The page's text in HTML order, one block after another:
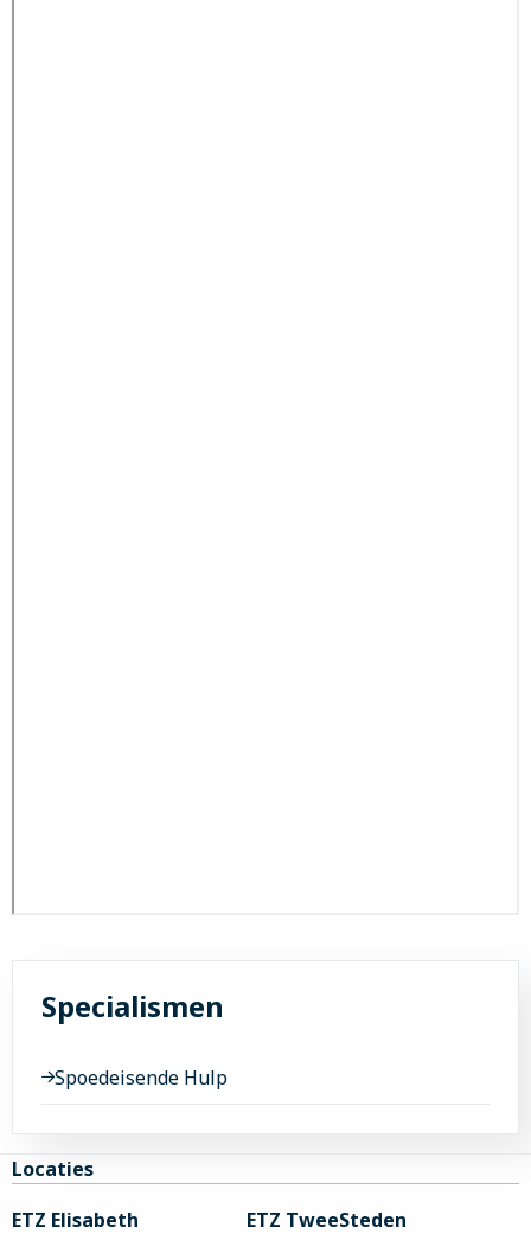
Specialismen
Spoedeisende Hulp
Site
footer
Locaties
ETZ Elisabeth
ETZ TweeSteden